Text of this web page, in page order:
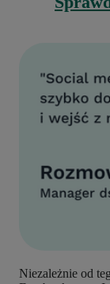
Niezależnie od